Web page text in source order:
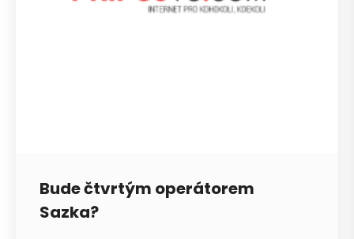
Bude čtvrtým operátorem
Sazka?